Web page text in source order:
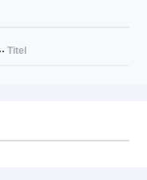
Titel